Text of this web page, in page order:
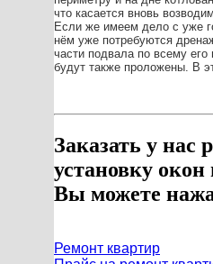
что касается вновь
Если же имеем дело с уже
нём уже потребуются
части подвала по всему
будут также проложены. В
Заказать у нас
установку
Вы можете
Ремонт квартир